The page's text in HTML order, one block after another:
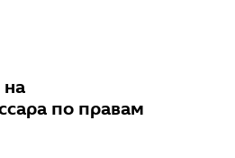
по правам